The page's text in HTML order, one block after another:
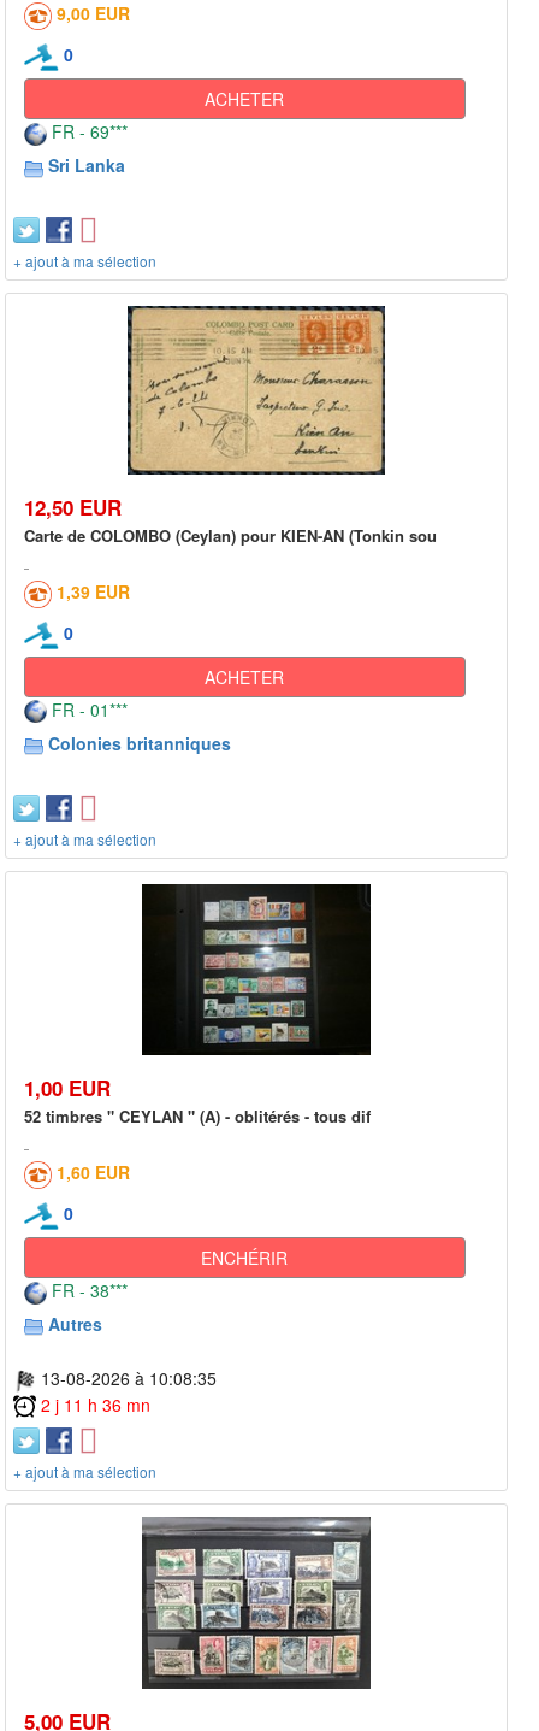
9,00 EUR
0
ACHETER
FR - 69***
Sri Lanka
+ ajout à ma sélection
12,50 EUR
Carte de COLOMBO (Ceylan) pour KIEN-AN (Tonkin sou
1,39 EUR
0
ACHETER
FR - 01***
Colonies britanniques
+ ajout à ma sélection
1,00 EUR
52 timbres " CEYLAN " (A) - oblitérés - tous dif
1,60 EUR
0
ENCHÉRIR
FR - 38***
Autres
13-08-2026 à 10:08:35
2 j 11 h 36 mn
+ ajout à ma sélection
5,00 EUR